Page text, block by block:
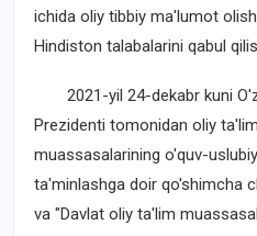
ichida oliy tibbiy ma'lumot
Hindiston talabalarini qabul
2021-yil 24-dekabr kuni
Prezidenti tomonidan oliy
muassasalarining o'quv-
ta'minlashga doir qo'shimcha
va "Davlat oliy ta'lim